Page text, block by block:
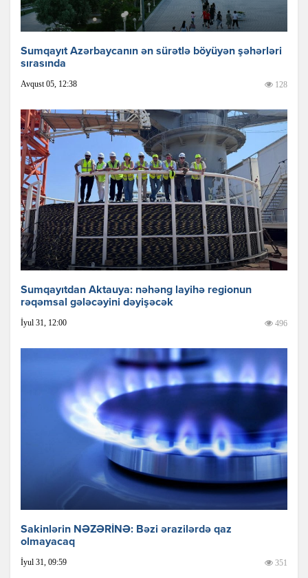
Sumqayıt Azərbaycanın ən sürətlə böyüyən şəhərləri
sırasında
Avqust 05, 12:38 128
Sumqayıtdan Aktauya: nəhəng layihə regionun
rəqəmsal gələcəyini dəyişəcək
İyul 31, 12:00 496
Sakinlərin NƏZƏRİNƏ: Bəzi ərazilərdə qaz
olmayacaq
İyul 31, 09:59 351